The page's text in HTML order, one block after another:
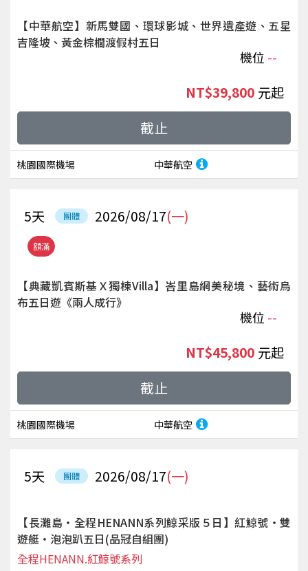
【中華航空】新馬雙國、環球影城、世界遺產遊、五星
吉隆坡、黃金棕櫚渡假村五日
機位 --
桃園國際機場 中華航空
NT$39,800 起
截止
額滿
團體 2026/08/17(一)
5天
【典藏凱賓斯基Ｘ獨棟Villa】峇里島網美秘境、藝術烏
布五日遊《兩人成行》
機位 --
桃園國際機場 中華航空
NT$45,800 起
截止
團體 2026/08/17(一)
5天
【長灘島‧全程HENANN系列鯨采版５日】紅鯨號‧雙
遊艇‧泡泡趴五日(品冠自組團)
全程HENANN.紅鯨號系列